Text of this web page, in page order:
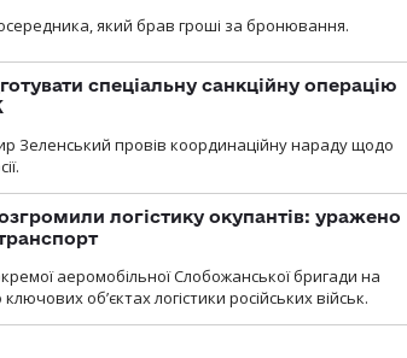
який брав гроші за бронювання.
спеціальну санкційну операцію
Зеленський провів координаційну нараду щодо
логістику окупантів: уражено
аеромобільної Слобожанської бригади на
об’єктах логістики російських військ.